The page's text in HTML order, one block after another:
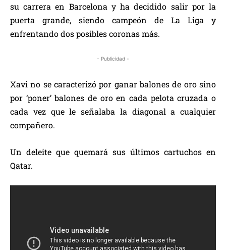
su carrera en Barcelona y ha decidido salir por la
puerta grande, siendo campeón de La Liga y
enfrentando dos posibles coronas más.
- Publicidad -
Xavi no se caracterizó por ganar balones de oro sino
por ‘poner’ balones de oro en cada pelota cruzada o
cada vez que le señalaba la diagonal a cualquier
compañero.
Un deleite que quemará sus últimos cartuchos en
Qatar.